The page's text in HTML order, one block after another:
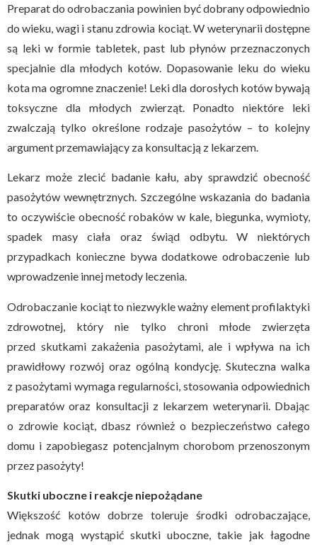
Preparat do odrobaczania powinien być dobrany odpowiednio
do wieku, wagi i stanu zdrowia kociąt. W weterynarii dostępne
są leki w formie tabletek, past lub płynów przeznaczonych
specjalnie dla młodych kotów. Dopasowanie leku do wieku
kota ma ogromne znaczenie! Leki dla dorosłych kotów bywają
toksyczne dla młodych zwierząt. Ponadto niektóre leki
zwalczają tylko określone rodzaje pasożytów – to kolejny
argument przemawiający za konsultacją z lekarzem.
Lekarz może zlecić badanie kału, aby sprawdzić obecność
pasożytów wewnętrznych. Szczególne wskazania do badania
to oczywiście obecność robaków w kale, biegunka, wymioty,
spadek masy ciała oraz świąd odbytu. W niektórych
przypadkach konieczne bywa dodatkowe odrobaczenie lub
wprowadzenie innej metody leczenia.
Odrobaczanie kociąt to niezwykle ważny element profilaktyki
zdrowotnej, który nie tylko chroni młode zwierzęta
przed skutkami zakażenia pasożytami, ale i wpływa na ich
prawidłowy rozwój oraz ogólną kondycję. Skuteczna walka
z pasożytami wymaga regularności, stosowania odpowiednich
preparatów oraz konsultacji z lekarzem weterynarii. Dbając
o zdrowie kociąt, dbasz również o bezpieczeństwo całego
domu i zapobiegasz potencjalnym chorobom przenoszonym
przez pasożyty!
Skutki uboczne i reakcje niepożądane
Większość kotów dobrze toleruje środki odrobaczające,
jednak mogą wystąpić skutki uboczne, takie jak łagodne